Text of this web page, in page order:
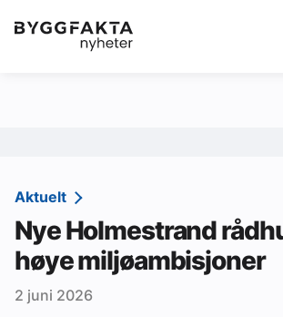
Kategorier Jobbmarkedet
Redaksjonen
Om Byggfakta
Annonsere
Abonnere
Aktuelt
Nye Holmestrand
høye miljøambisjoner
2 juni 2026